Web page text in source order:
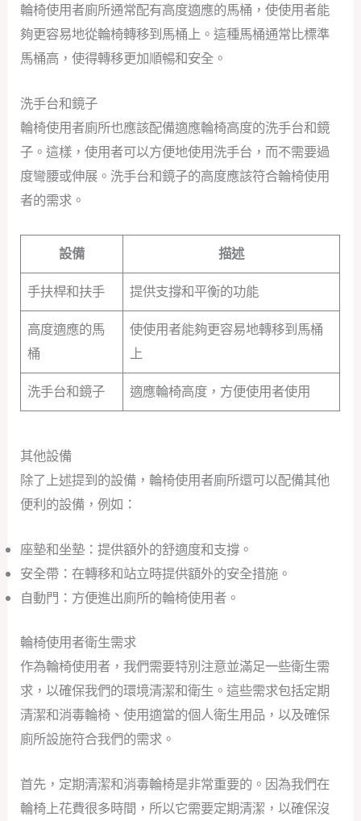
輪椅使用者廁所通常配有高度適應的馬桶，使使用者能
夠更容易地從輪椅轉移到馬桶上。這種馬桶通常比標準
馬桶高，使得轉移更加順暢和安全。
洗手台和鏡子
輪椅使用者廁所也應該配備適應輪椅高度的洗手台和鏡
子。這樣，使用者可以方便地使用洗手台，而不需要過
度彎腰或伸展。洗手台和鏡子的高度應該符合輪椅使用
者的需求。
設備 描述
手扶桿和扶手 提供支撐和平衡的功能
高度適應的馬
桶
使使用者能夠更容易地轉移到馬桶
上
洗手台和鏡子 適應輪椅高度，方便使用者使用
其他設備
除了上述提到的設備，輪椅使用者廁所還可以配備其他
便利的設備，例如：
座墊和坐墊：提供額外的舒適度和支撐。
安全帶：在轉移和站立時提供額外的安全措施。
自動門：方便進出廁所的輪椅使用者。
輪椅使用者衛生需求
作為輪椅使用者，我們需要特別注意並滿足一些衛生需
求，以確保我們的環境清潔和衛生。這些需求包括定期
清潔和消毒輪椅、使用適當的個人衛生用品，以及確保
廁所設施符合我們的需求。
首先，定期清潔和消毒輪椅是非常重要的。因為我們在
輪椅上花費很多時間，所以它需要定期清潔，以確保沒